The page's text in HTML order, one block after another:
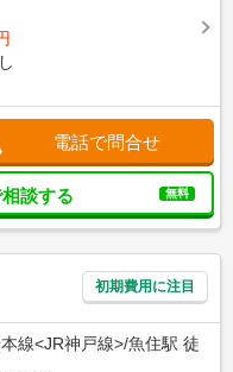
電話で問合せ
談する 無料
初期費用に注目
線<JR神戸線>/魚住駅 徒